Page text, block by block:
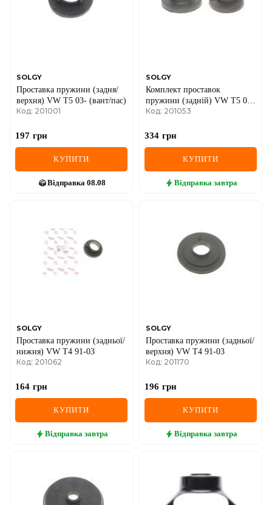
SOLGY
Проставка пружини (задня/
верхня) VW T5 03- (вант/пас)
Код: 201001
197 грн
КУПИТИ
Відправка 08.08
SOLGY
Комплект проставок
пружини (задній) VW Т5 03-
(верхня/нижня)
Код: 201053
334 грн
КУПИТИ
Відправка завтра
SOLGY
Проставка пружини (задньої/
нижня) VW Т4 91-03
Код: 201062
164 грн
КУПИТИ
Відправка завтра
SOLGY
Проставка пружини (задньої/
верхня) VW Т4 91-03
Код: 201170
196 грн
КУПИТИ
Відправка завтра